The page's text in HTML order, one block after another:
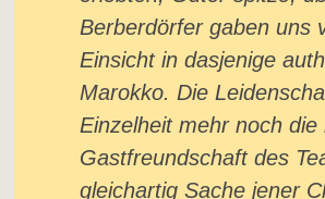
Berberdörfer gaben uns
Einsicht in dasjenige
Marokko. Die
Einzelheit mehr noch die
Gastfreundschaft des
gleichartig Sache jener